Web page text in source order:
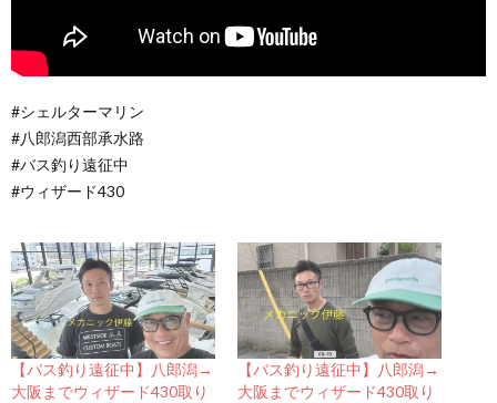
#シェルターマリン
#八郎潟西部承水路
#バス釣り遠征中
#ウィザード430
【バス釣り遠征中】八郎潟→
大阪までウィザード430取り
【バス釣り遠征中】八郎潟→
大阪までウィザード430取り